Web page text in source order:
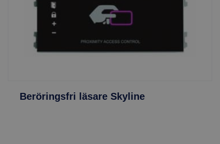
Beröringsfri läsare Skyline